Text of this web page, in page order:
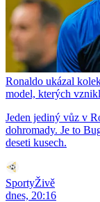
Ronaldo ukázal
model, kterých
Jeden jediný vůz v
dohromady. Je to
deseti kusech.
SportyŽivě
dnes, 20:16